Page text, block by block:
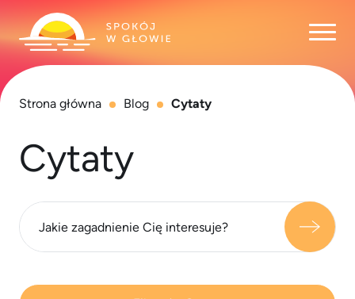
Strona główna Blog Cytaty
Cytaty